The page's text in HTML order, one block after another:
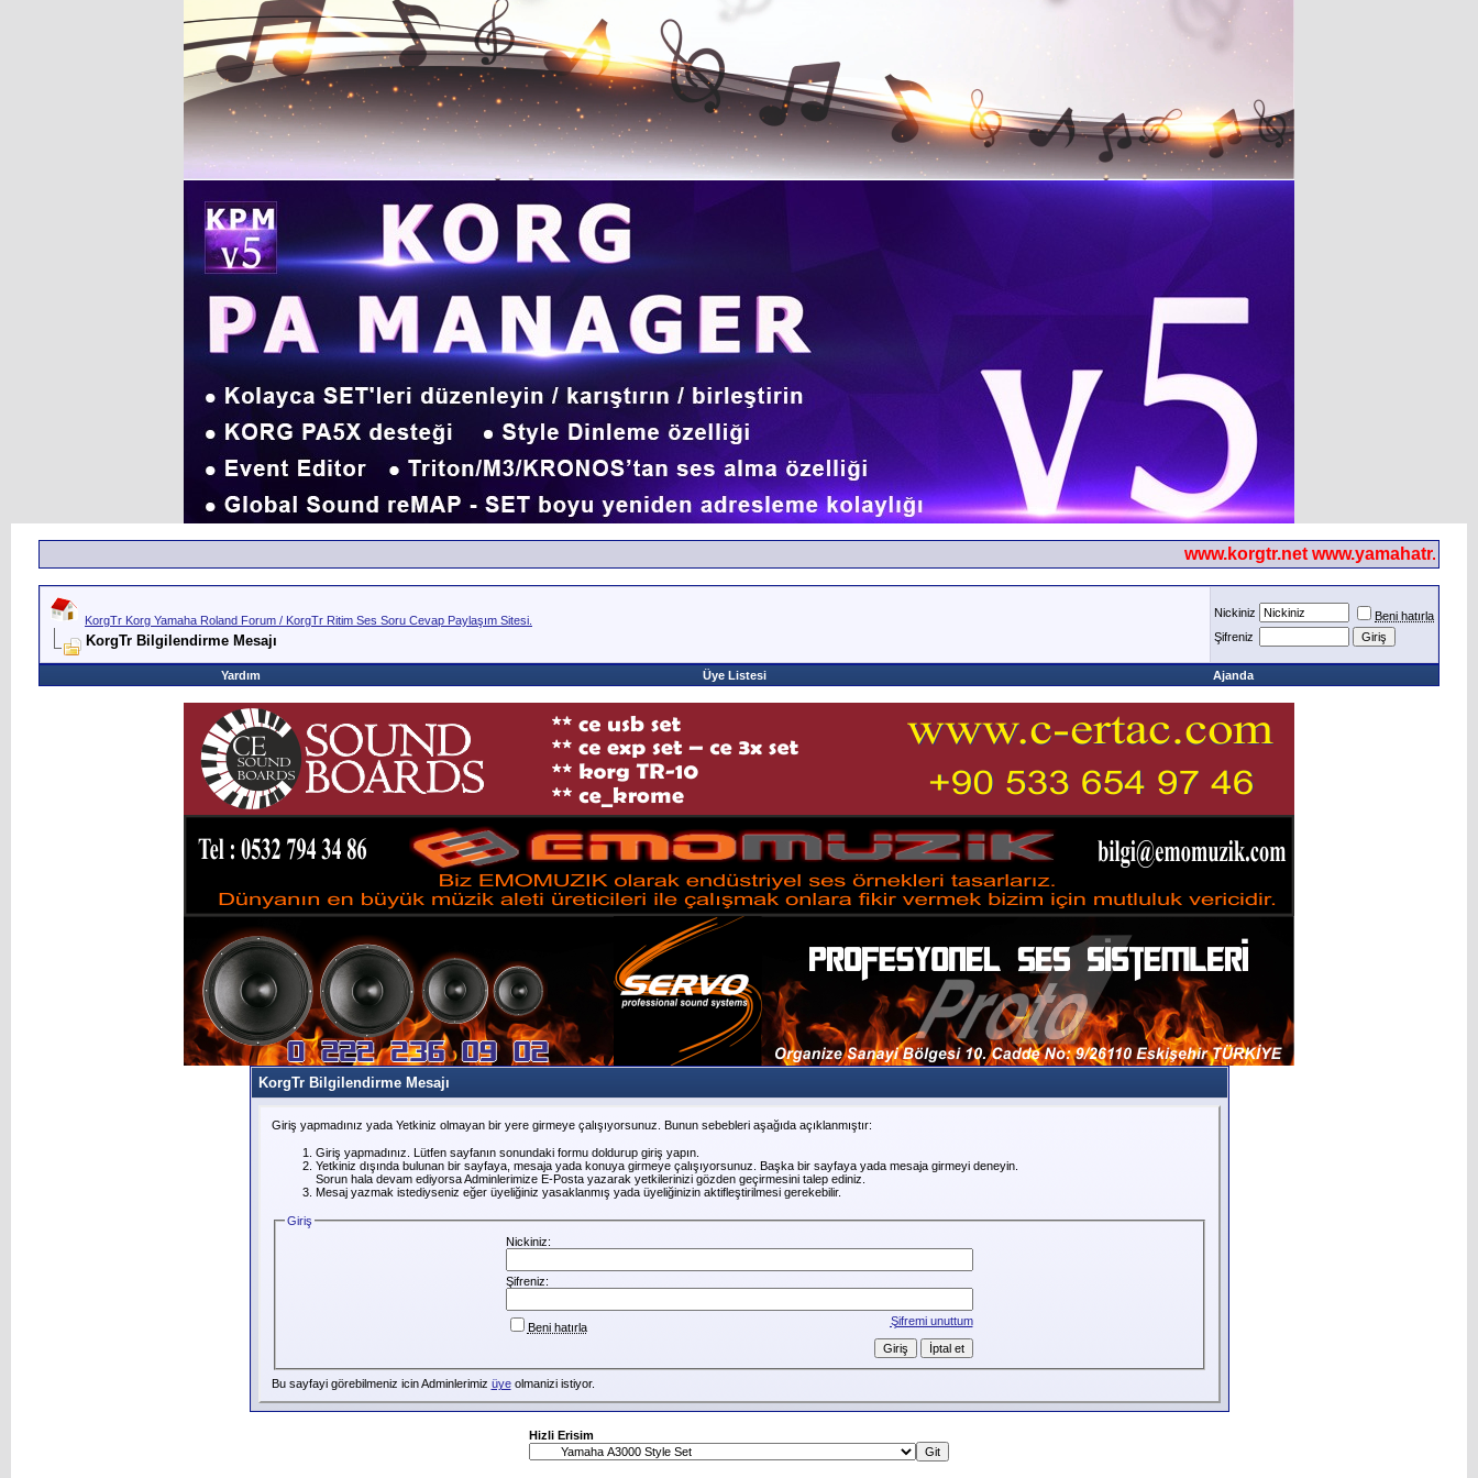
www.korgtr.net www.yamahatr.net
KorgTr Korg Yamaha Roland Forum / KorgTr Ritim Ses Soru Cevap Paylaşım Sitesi.
KorgTr Bilgilendirme Mesajı
Nickiniz
Beni hatırla
Şifreniz
Yardım Üye Listesi Ajanda
KorgTr Bilgilendirme Mesajı
Giriş yapmadınız yada Yetkiniz olmayan bir yere girmeye çalışıyorsunuz. Bunun sebebleri aşağıda açıklanmıştır:
Giriş yapmadınız. Lütfen sayfanın sonundaki formu doldurup giriş yapın.
Yetkiniz dışında bulunan bir sayfaya, mesaja yada konuya girmeye çalışıyorsunuz. Başka bir sayfaya yada mesaja girmeyi deneyin.
Sorun hala devam ediyorsa Adminlerimize E-Posta yazarak yetkilerinizi gözden geçirmesini talep ediniz.
Mesaj yazmak istediyseniz eğer üyeliğiniz yasaklanmış yada üyeliğinizin aktifleştirilmesi gerekebilir.
Giriş
Nickiniz:
Şifreniz:
Şifremi unuttum
Beni hatırla
Bu sayfayi görebilmeniz icin Adminlerimiz üyeolmanizi istiyor.
Hizli Erisim